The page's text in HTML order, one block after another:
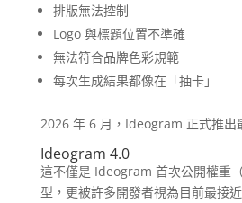
排版無法控制
Logo 與標題位置不準確
無法符合品牌色彩規範
每次生成結果都像在「抽卡」
2026 年 6 月，Ideogram 正式推出
Ideogram 4.0
這不僅是 Ideogram 首次公開權重
型，更被許多開發者視為目前最接